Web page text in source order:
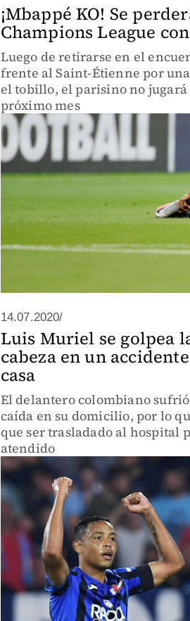
¡Mbappé KO! Se
Champions League
Luego de retirarse en el
frente al Saint-Étienne por
el tobillo, el parisino no jugará
próximo mes
14.07.2020/
Luis Muriel se golpea
cabeza en un
casa
El delantero colombiano
caída en su domicilio, por lo
que ser trasladado al hospital
atendido